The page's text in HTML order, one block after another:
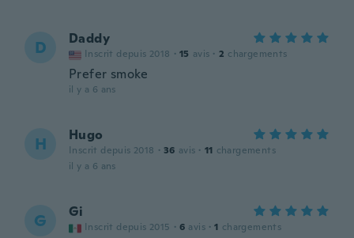
D Daddy
Inscrit depuis 2018 · 15 avis · 2 chargements
Prefer smoke
il y a 6 ans
H Hugo
Inscrit depuis 2018 · 36 avis · 11 chargements
il y a 6 ans
G Gi
Inscrit depuis 2015 · 6 avis · 1 chargements